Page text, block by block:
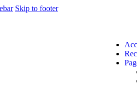
Skip to footer